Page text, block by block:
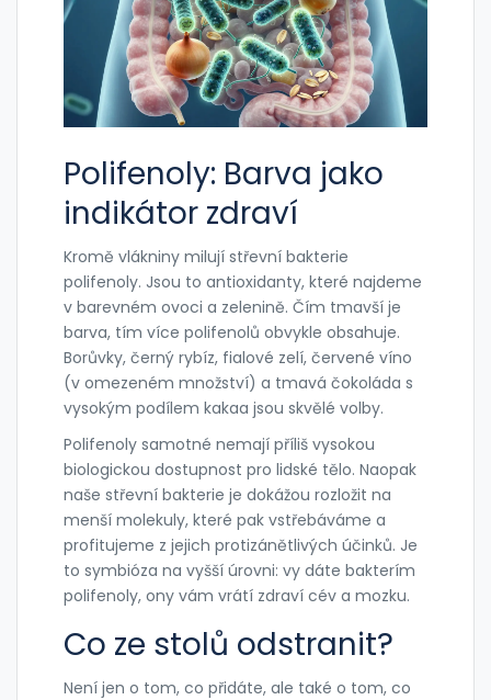
Polifenoly: Barva jako
indikátor zdraví
Kromě vlákniny milují střevní bakterie
polifenoly. Jsou to antioxidanty, které najdeme
v barevném ovoci a zelenině. Čím tmavší je
barva, tím více polifenolů obvykle obsahuje.
Borůvky, černý rybíz, fialové zelí, červené víno
(v omezeném množství) a tmavá čokoláda s
vysokým podílem kakaa jsou skvělé volby.
Polifenoly samotné nemají příliš vysokou
biologickou dostupnost pro lidské tělo. Naopak
naše střevní bakterie je dokážou rozložit na
menší molekuly, které pak vstřebáváme a
profitujeme z jejich protizánětlivých účinků. Je
to symbióza na vyšší úrovni: vy dáte bakterím
polifenoly, ony vám vrátí zdraví cév a mozku.
Co ze stolů odstranit?
Není jen o tom, co přidáte, ale také o tom, co